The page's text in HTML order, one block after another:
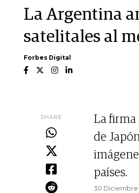
La Argentina
satelitales al
Forbes Digital
SHARE
La firma
de
países.
30 Diciembre